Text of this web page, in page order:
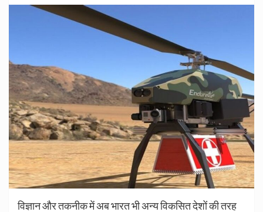
विज्ञान और तकनीक में अब भारत भी अन्य विकसित देशों की तरह